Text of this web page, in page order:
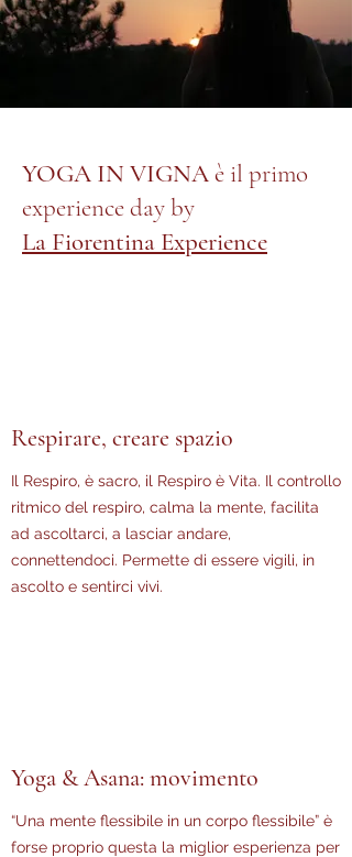
YOGA IN VIGNAè il primo
experience day by
La Fiorentina Experience
Respirare, creare spazio
Il Respiro, è sacro, il Respiro è Vita. Il controllo
ritmico del respiro, calma la mente, facilita
ad ascoltarci, a lasciar andare,
connettendoci. Permette di essere vigili, in
ascolto e sentirci vivi.
Yoga & Asana: movimento
“Una mente flessibile in un corpo flessibile” è
forse proprio questa la miglior esperienza per